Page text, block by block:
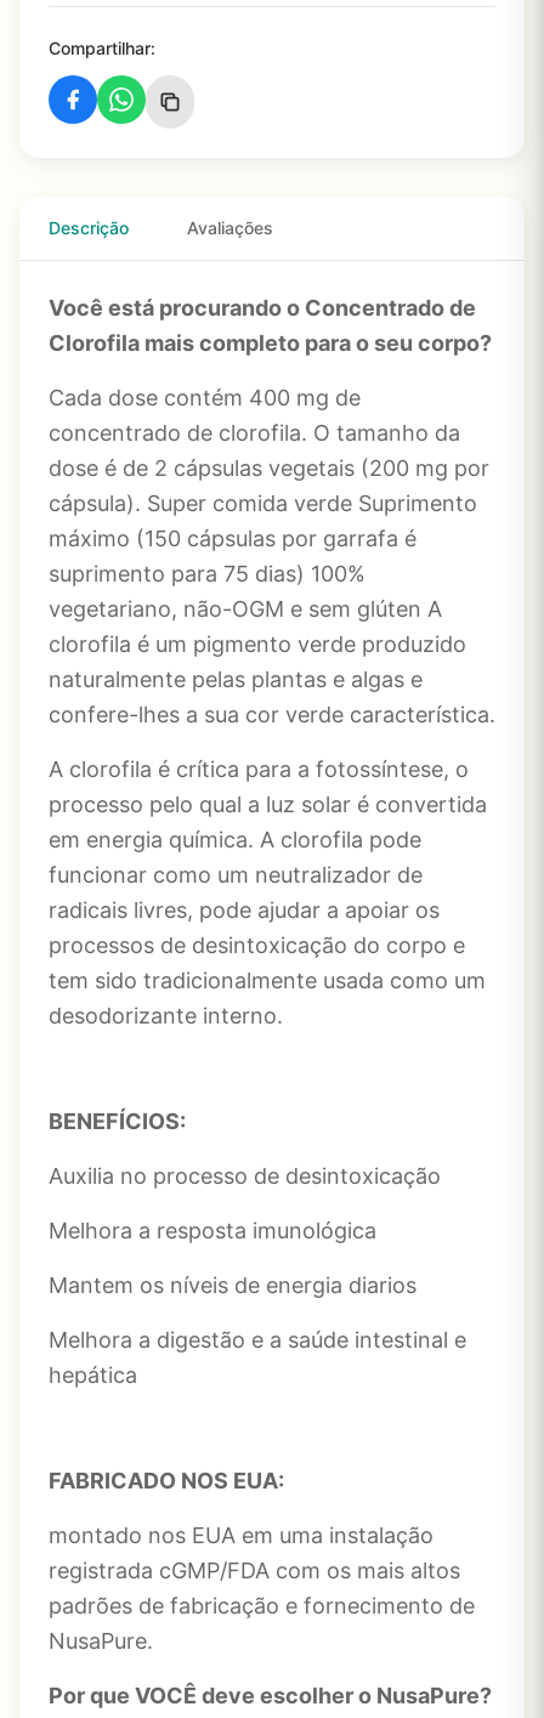
Compartilhar:
Descrição Avaliações
Você está procurando o Concentrado de
Clorofila mais completo para o seu corpo?
Cada dose contém 400 mg de
concentrado de clorofila. O tamanho da
dose é de 2 cápsulas vegetais (200 mg por
cápsula). Super comida verde Suprimento
máximo (150 cápsulas por garrafa é
suprimento para 75 dias) 100%
vegetariano, não-OGM e sem glúten A
clorofila é um pigmento verde produzido
naturalmente pelas plantas e algas e
confere-lhes a sua cor verde característica.
A clorofila é crítica para a fotossíntese, o
processo pelo qual a luz solar é convertida
em energia química. A clorofila pode
funcionar como um neutralizador de
radicais livres, pode ajudar a apoiar os
processos de desintoxicação do corpo e
tem sido tradicionalmente usada como um
desodorizante interno.
BENEFÍCIOS:
Auxilia no processo de desintoxicação
Melhora a resposta imunológica
Mantem os níveis de energia diarios
Melhora a digestão e a saúde intestinal e
hepática
FABRICADO NOS EUA:
montado nos EUA em uma instalação
registrada cGMP/FDA com os mais altos
padrões de fabricação e fornecimento de
NusaPure.
Por que VOCÊ deve escolher o NusaPure?